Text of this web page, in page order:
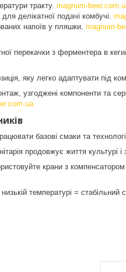
тракту. magnum-
делікатної подачі комбучі.
напоїв у пляшки. magnum-
перекачки з ферментера в кеги/
яку легко адаптувати під
узгоджені компоненти та
базові смаки та
продовжує життя культурі
крани з
температурі =